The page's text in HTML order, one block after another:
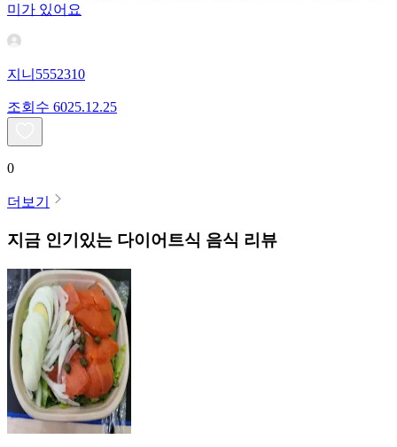
미가 있어요
지니5552310
조회수 6025.12.25
0
더보기
지금 인기있는 다이어트식 음식 리뷰